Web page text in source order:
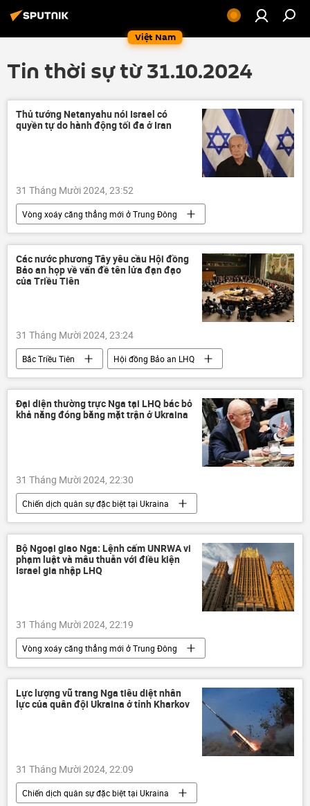
Việt Nam
Tin thời sự từ 31.10.2024
Thủ tướng Netanyahu nói Israel có
quyền tự do hành động tối đa ở Iran
31 Tháng Mười 2024, 23:52
Vòng xoáy căng thẳng mới ở Trung Đông
Israel
Leo thang căng thẳng giữa Israel và Iran
Iran
Trung Đông
Benjamin Netanyahu
Các nước phương Tây yêu cầu Hội đồng
Bảo an họp về vấn đề tên lửa đạn đạo
của Triều Tiên
31 Tháng Mười 2024, 23:24
Bắc Triều Tiên
Hội đồng Bảo an LHQ
phương Tây
Thế giới
thông tin
Quân sự
tên lửa
Nhật Bản
Hoa Kỳ
Hàn Quốc Slovenia
Đại diện thường trực Nga tại LHQ bác bỏ
khả năng đóng băng mặt trận ở Ukraina
31 Tháng Mười 2024, 22:30
Chiến dịch quân sự đặc biệt tại Ukraina
Nga
Vasily Nebenzya
Ukraina
Cuộc khủng hoảng ở Ukraina
xung đột quân sự
Vladimir Zelensky
Liên Hợp Quốc
DNR
Sáp nhập DNR, LNR, Zaporozhye và Kherson vào Nga
LNR
Donetsk
Donbass
Lugansk
Bộ Ngoại giao Nga: Lệnh cấm UNRWA vi
phạm luật và mâu thuẫn với điều kiện
Israel gia nhập LHQ
31 Tháng Mười 2024, 22:19
Vòng xoáy căng thẳng mới ở Trung Đông
Nga
Bộ Ngoại giao Nga
Trung Đông
Israel
Liên Hợp Quốc
Palestine
Gaza
xung đột quân sự
Lực lượng vũ trang Nga tiêu diệt nhân
lực của quân đội Ukraina ở tỉnh Kharkov
31 Tháng Mười 2024, 22:09
Chiến dịch quân sự đặc biệt tại Ukraina